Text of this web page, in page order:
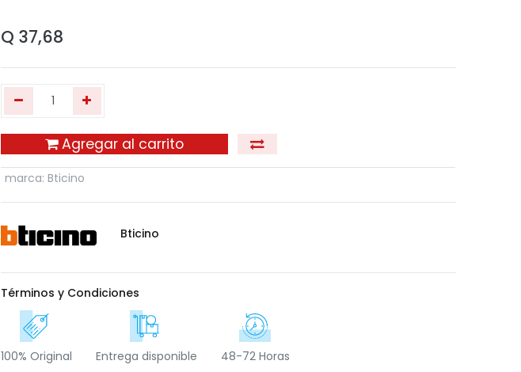
Q 37,68
Agregar al carrito
marca: Bticino
Bticino
Términos y Condiciones
100% Original Entrega disponible 48-72 Horas